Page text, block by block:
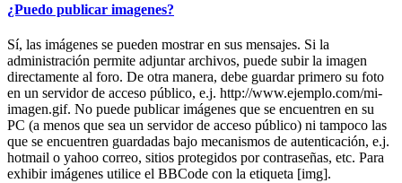
¿Puedo publicar imagenes?
Sí, las imágenes se pueden mostrar en sus mensajes. Si la
administración permite adjuntar archivos, puede subir la imagen
directamente al foro. De otra manera, debe guardar primero su foto
en un servidor de acceso público, e.j. http://www.ejemplo.com/mi-
imagen.gif. No puede publicar imágenes que se encuentren en su
PC (a menos que sea un servidor de acceso público) ni tampoco las
que se encuentren guardadas bajo mecanismos de autenticación, e.j.
hotmail o yahoo correo, sitios protegidos por contraseñas, etc. Para
exhibir imágenes utilice el BBCode con la etiqueta [img].